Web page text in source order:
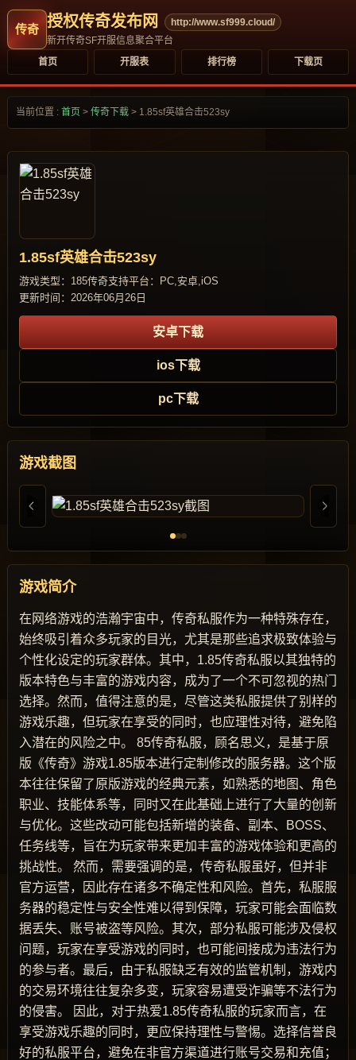
授权传奇发布网
http://www.sf999.cloud/
新开传奇SF开服信息聚合平台
首页
开服表 排行榜 下载页
当前位置 : 首页 > 传奇下载 > 1.85sf英雄合击523sy
1.85sf英雄合击523sy
游戏类型：185传奇支持平台：PC,安卓,iOS
更新时间：2026年06月26日
安卓下载
ios下载
pc下载
游戏截图
游戏简介
在网络游戏的浩瀚宇宙中，传奇私服作为一种特殊存在，
始终吸引着众多玩家的目光，尤其是那些追求极致体验与
个性化设定的玩家群体。其中，1.85传奇私服以其独特的
版本特色与丰富的游戏内容，成为了一个不可忽视的热门
选择。然而，值得注意的是，尽管这类私服提供了别样的
游戏乐趣，但玩家在享受的同时，也应理性对待，避免陷
入潜在的风险之中。 85传奇私服，顾名思义，是基于原
版《传奇》游戏1.85版本进行定制修改的服务器。这个版
本往往保留了原版游戏的经典元素，如熟悉的地图、角色
职业、技能体系等，同时又在此基础上进行了大量的创新
与优化。这些改动可能包括新增的装备、副本、BOSS、
任务线等，旨在为玩家带来更加丰富的游戏体验和更高的
挑战性。 然而，需要强调的是，传奇私服虽好，但并非
官方运营，因此存在诸多不确定性和风险。首先，私服服
务器的稳定性与安全性难以得到保障，玩家可能会面临数
据丢失、账号被盗等风险。其次，部分私服可能涉及侵权
问题，玩家在享受游戏的同时，也可能间接成为违法行为
的参与者。最后，由于私服缺乏有效的监管机制，游戏内
的交易环境往往复杂多变，玩家容易遭受诈骗等不法行为
的侵害。 因此，对于热爱1.85传奇私服的玩家而言，在
享受游戏乐趣的同时，更应保持理性与警惕。选择信誉良
好的私服平台，避免在非官方渠道进行账号交易和充值；